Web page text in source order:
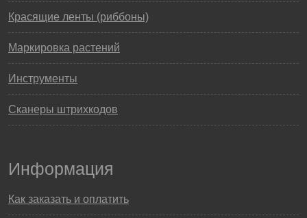
Красящие ленты (риббоны)
Маркировка растений
Инструменты
Сканеры штрихкодов
Информация
Как заказать и оплатить